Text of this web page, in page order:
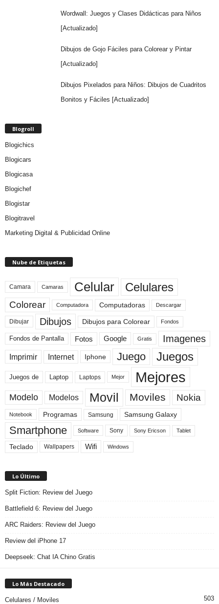
Wordwall: Juegos y Clases Didácticas para Niños
[Actualizado]
Dibujos de Gojo Fáciles para Colorear y Pintar
[Actualizado]
Dibujos Pixelados para Niños: Dibujos de Cuadritos
Bonitos y Fáciles [Actualizado]
Blogroll
Blogichics
Blogicars
Blogicasa
Blogichef
Blogistar
Blogitravel
Marketing Digital & Publicidad Online
Nube de Etiquetas
Camara Camaras Celular Celulares
Colorear Computadora Computadoras Descargar
Dibujar Dibujos Dibujos para Colorear Fondos
Fondos de Pantalla Fotos Google Gratis Imagenes
Imprimir Internet Iphone Juego Juegos
Juegos de Laptop Laptops Mejor Mejores
Modelo Modelos Movil Moviles Nokia
Notebook Programas Samsung Samsung Galaxy
Smartphone Software Sony Sony Ericson Tablet
Teclado Wallpapers Wifi Windows
Lo Último
Split Fiction: Review del Juego
Battlefield 6: Review del Juego
ARC Raiders: Review del Juego
Review del iPhone 17
Deepseek: Chat IA Chino Gratis
Lo Más Destacado
Celulares / Moviles 503